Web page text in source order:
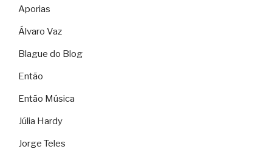
Aporias
Álvaro Vaz
Blague do Blog
Então
Então Música
Júlia Hardy
Jorge Teles